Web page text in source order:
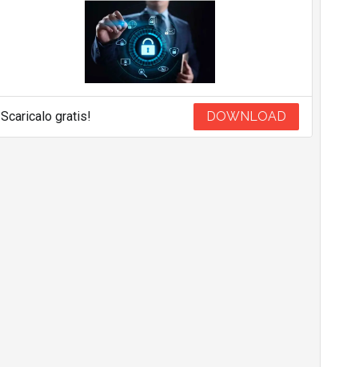
Scaricalo gratis! DOWNLOAD